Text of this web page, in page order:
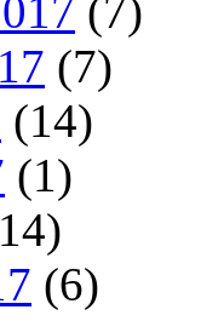
(7)
(7)
(14)
(1)
(6)